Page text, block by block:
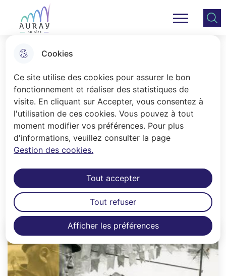
Cookies
Ce site utilise des cookies pour assurer le bon
fonctionnement et réaliser des statistiques de
visite. En cliquant sur Accepter, vous consentez à
l'utilisation de ces cookies. Vous pouvez à tout
moment modifier vos préférences. Pour plus
d'informations, veuillez consulter la page
Gestion des cookies.
Afficher les préférences
Tout accepter
Tout refuser
Aller
au
menu
Consulter
le plan
Ville Auray Menu principal
Accueil
Le service Archives et Patrimoine
conserve les archives municipales.
Conserver, partager et diffuser sont
autant d’actions nécessaires pour
mettre en valeur le patrimoine de la
ville d’Auray.